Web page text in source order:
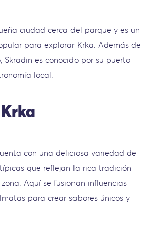
ciudad cerca del parque y es un
para explorar Krka. Además de
Skradin es conocido por su puerto
local.
con una deliciosa variedad de
que reflejan la rica tradición
Aquí se fusionan influencias
para crear sabores únicos y